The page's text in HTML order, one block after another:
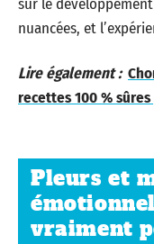
sur le
nuancées, et
Lire également :
recettes 100 %
Pleurs et
vraiment